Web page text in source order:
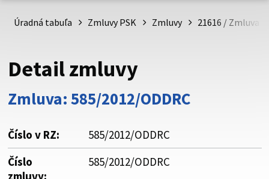
psk.sk.
Buďte pozorní a vždy sa uistite, že zdieľate informácie iba
cez zabezpečenú webovú stránku. Zabezpečená stránka
vždy začína https:// pred názvom domény webového sídla.
Úradná tabuľa Zmluvy PSK Zmluvy 21616 / Zmluva
Detail zmluvy
Zmluva: 585/2012/ODDRC
Číslo v RZ:
585/2012/ODDRC
Číslo
zmluvy:
585/2012/ODDRC